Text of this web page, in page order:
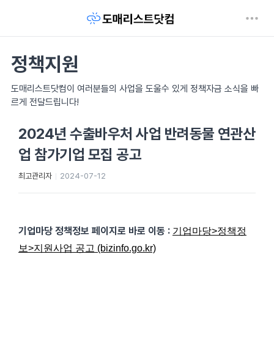
정책지원
도매리스트닷컴이 여러분들의 사업을 도울수 있게 정책자금 소식을 빠
르게 전달드립니다!
2024년 수출바우처 사업 반려동물 연관산
업 참가기업 모집 공고
최고관리자 2024-07-12
기업마당 정책정보 페이지로 바로 이동 : 기업마당>정책정
보>지원사업 공고 (bizinfo.go.kr)